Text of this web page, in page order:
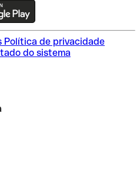
Política de privacidade
do sistema